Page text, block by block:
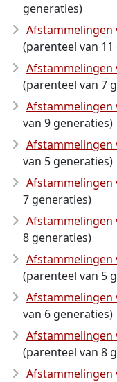
generaties)
Afstammelingen
(parenteel van
Afstammelingen
(parenteel van 7
Afstammelingen
van 9 generaties)
Afstammelingen
van 5 generaties)
Afstammelingen
7 generaties)
Afstammelingen
8 generaties)
Afstammelingen
(parenteel van 5
Afstammelingen
van 6 generaties)
Afstammelingen
(parenteel van 8
Afstammelingen